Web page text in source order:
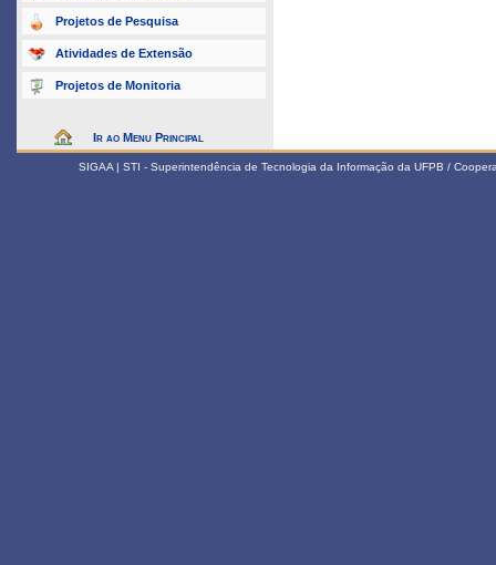
Projetos de Pesquisa
Atividades de Extensão
Projetos de Monitoria
Ir ao Menu Principal
SIGAA | STI - Superintendência de Tecnologia da Informação da UFPB /